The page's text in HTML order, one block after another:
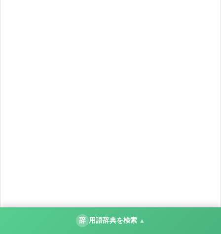
辞 用語辞典を検索 ▲